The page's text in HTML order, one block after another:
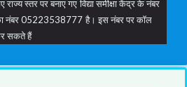
स्तर पर बनाए गए विद्या समीक्षा केंद्र के नंबर
नंबर 05223538777 है। इस नंबर पर कॉल
सकते हैं